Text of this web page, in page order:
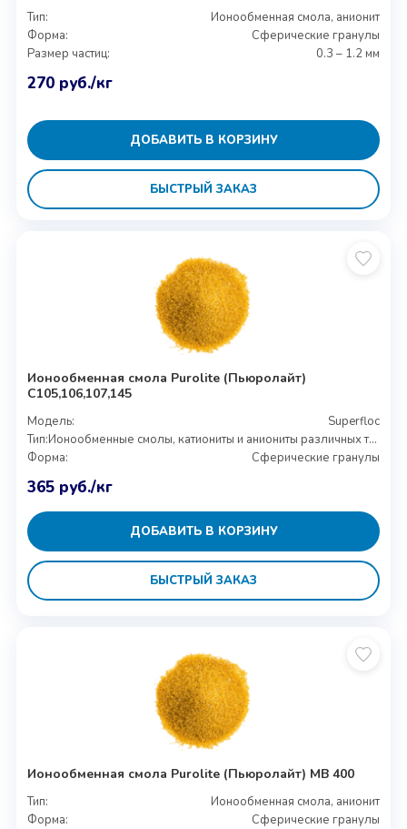
Тип:
Ионообменная смола, анионит
Форма:
Сферические гранулы
Размер частиц:
0.3 – 1.2 мм
270 руб./кг
ДОБАВИТЬ В КОРЗИНУ
БЫСТРЫЙ ЗАКАЗ
Ионообменная смола Purolite (Пьюролайт)
С105,106,107,145
Модель:
Superfloc
Тип:
Ионообменные смолы, катиониты и аниониты различных типов
Форма:
Сферические гранулы
365 руб./кг
ДОБАВИТЬ В КОРЗИНУ
БЫСТРЫЙ ЗАКАЗ
Ионообменная смола Purolite (Пьюролайт) MB 400
Тип:
Ионообменная смола, анионит
Форма:
Сферические гранулы